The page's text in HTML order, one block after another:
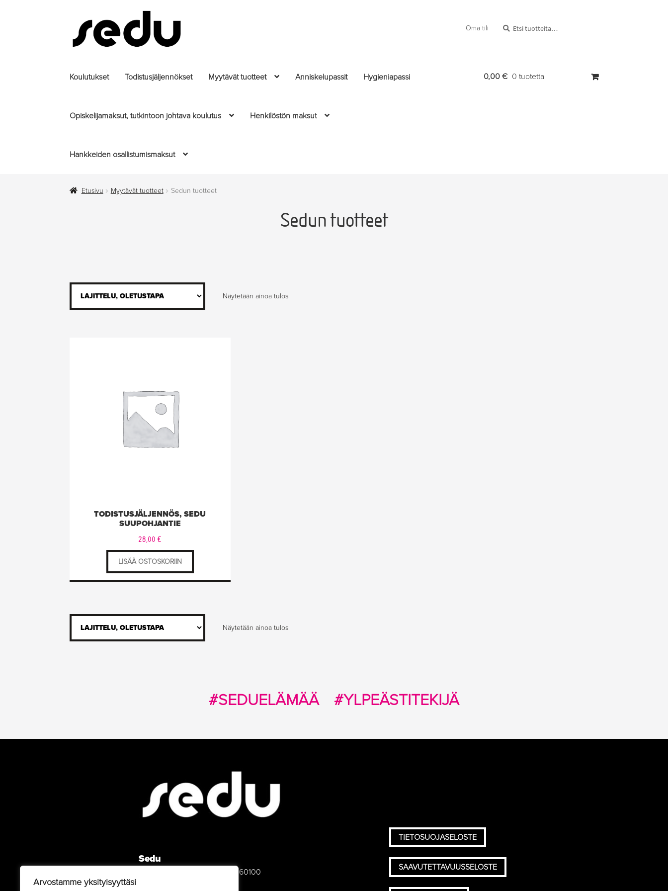
Arvostamme yksityisyyttäsi
Siirry
navigointiin
Siirry
sisältöön
Oma tili
Koulutukset Todistusjäljennökset Myytävät tuotteet Anniskelupassit Hygieniapassi
Opiskelijamaksut, tutkintoon johtava koulutus Henkilöstön maksut
Hankkeiden osallistumismaksut
0,00 € 0 tuotetta
Etusivu Myytävät tuotteet Sedun tuotteet
Sedun tuotteet
Näytetään ainoa tulos
TODISTUSJÄLJENNÖS, SEDU
SUUPOHJANTIE
28,00 €
LISÄÄ OSTOSKORIIN
Näytetään ainoa tulos
#SEDUELÄMÄÄ #YLPEÄSTITEKIJÄ
Sedu
Ammattikoulunkatu 5 (PL 75), 60100
TIETOSUOJASELOSTE
SAAVUTETTAVUUSSELOSTE